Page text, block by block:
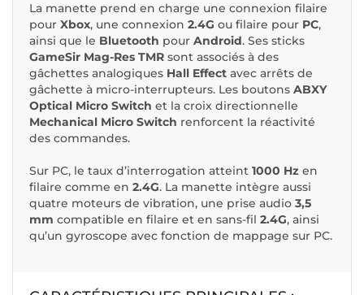
La manette prend en charge une connexion filaire
pour Xbox, une connexion 2.4G ou filaire pour PC,
ainsi que le Bluetooth pour Android. Ses sticks
GameSir Mag-Res TMR sont associés à des
gâchettes analogiques Hall Effect avec arrêts de
gâchette à micro-interrupteurs. Les boutons ABXY
Optical Micro Switch et la croix directionnelle
Mechanical Micro Switch renforcent la réactivité
des commandes.
Sur PC, le taux d’interrogation atteint 1000 Hz en
filaire comme en 2.4G. La manette intègre aussi
quatre moteurs de vibration, une prise audio 3,5
mm compatible en filaire et en sans-fil 2.4G, ainsi
qu’un gyroscope avec fonction de mappage sur PC.